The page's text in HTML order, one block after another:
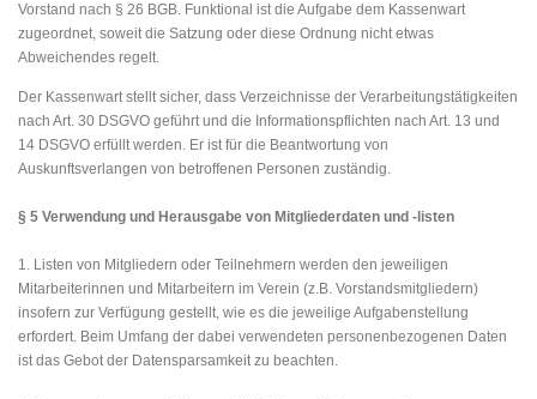
Vorstand nach § 26 BGB. Funktional ist die Aufgabe dem Kassenwart
zugeordnet, soweit die Satzung oder diese Ordnung nicht etwas
Abweichendes regelt.
Der Kassenwart stellt sicher, dass Verzeichnisse der Verarbeitungstätigkeiten
nach Art. 30 DSGVO geführt und die Informationspflichten nach Art. 13 und
14 DSGVO erfüllt werden. Er ist für die Beantwortung von
Auskunftsverlangen von betroffenen Personen zuständig.
§ 5 Verwendung und Herausgabe von Mitgliederdaten und -listen
1. Listen von Mitgliedern oder Teilnehmern werden den jeweiligen
Mitarbeiterinnen und Mitarbeitern im Verein (z.B. Vorstandsmitgliedern)
insofern zur Verfügung gestellt, wie es die jeweilige Aufgabenstellung
erfordert. Beim Umfang der dabei verwendeten personenbezogenen Daten
ist das Gebot der Datensparsamkeit zu beachten.